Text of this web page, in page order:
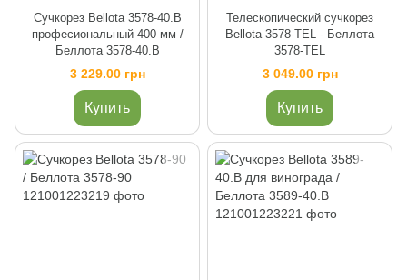
Сучкорез Bellota 3578-40.B
професиональный 400 мм /
Беллота 3578-40.B
3 229.00 грн
Купить
Телескопический сучкорез
Bellota 3578-TEL - Беллота
3578-TEL
3 049.00 грн
Купить